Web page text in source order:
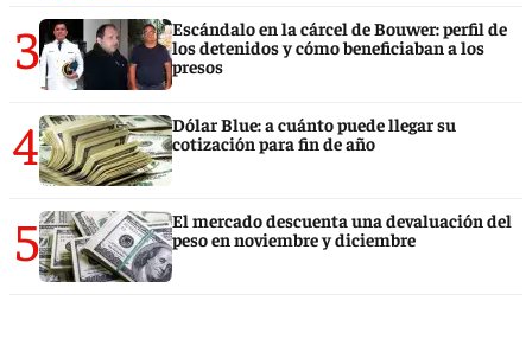
3
Escándalo en la cárcel de Bouwer: perfil de
los detenidos y cómo beneficiaban a los
presos
4
Dólar Blue: a cuánto puede llegar su
cotización para fin de año
5
El mercado descuenta una devaluación del
peso en noviembre y diciembre